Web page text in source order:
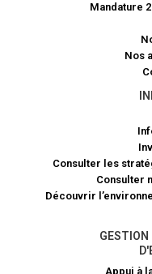
Mandature
Nos
Consulter les
Consulter
Découvrir
GESTION
Appui à